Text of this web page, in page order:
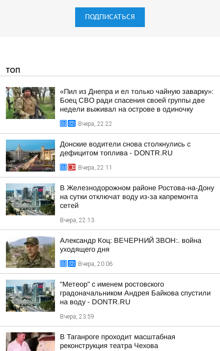
ПОДПИСАТЬСЯ
ТОП
«Пил из Днепра и ел только чайную заварку»:
Боец СВО ради спасения своей группы две
недели выживал на острове в одиночку
Вчера, 22:22
Донские водители снова столкнулись с
дефицитом топлива - DONTR.RU
Вчера, 22:11
В Железнодорожном районе Ростова-на-Дону
на сутки отключат воду из-за капремонта
сетей
Вчера, 22:13
Александр Коц: ВЕЧЕРНИЙ ЗВОН:. война
уходящего дня
Вчера, 20:06
"Метеор" с именем ростовского
градоначальником Андрея Байкова спустили
на воду - DONTR.RU
Вчера, 23:59
В Таганроге проходит масштабная
реконструкция театра Чехова